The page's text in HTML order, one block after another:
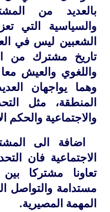
بالعديد من
والسياسية التي
الشعبين ليس في
تاريخ مشترك من
واللغوي والعيش
وهما يواجهان
المنطقة، مثل
والاجتماعية والحكم
اضافة الى
الاجتماعية فان
تعاونا مشتركا
مستدامة والتواصل
المهمة المصيرية.